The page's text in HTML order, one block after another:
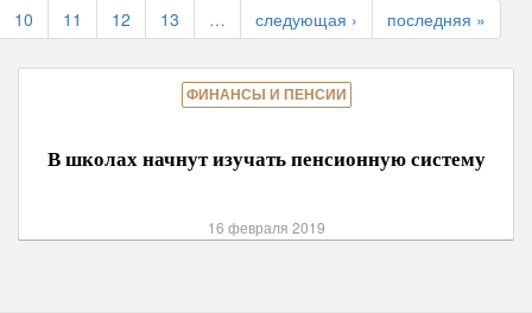
10
11 12 13 … следующая › последняя »
ФИНАНСЫ И ПЕНСИИ
В школах начнут изучать пенсионную систему
16 февраля 2019